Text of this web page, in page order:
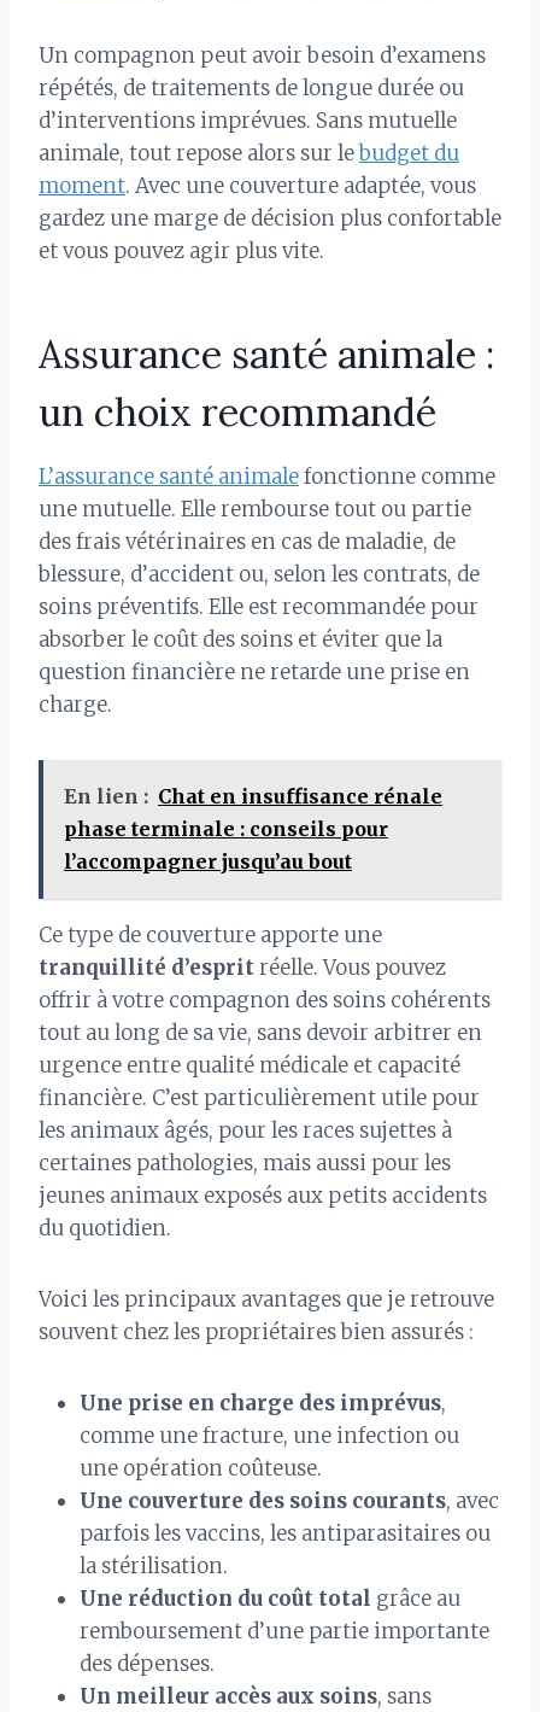
Un compagnon peut avoir besoin d’examens
répétés, de traitements de longue durée ou
d’interventions imprévues. Sans mutuelle
animale, tout repose alors sur lebudget du
moment. Avec une couverture adaptée, vous
gardez une marge de décision plus confortable
et vous pouvez agir plus vite.
Assurance santé animale :
un choix recommandé
L’assurance santé animalefonctionne comme
une mutuelle. Elle rembourse tout ou partie
des frais vétérinaires en cas de maladie, de
blessure, d’accident ou, selon les contrats, de
soins préventifs. Elle est recommandée pour
absorber le coût des soins et éviter que la
question financière ne retarde une prise en
charge.
En lien : Chat en insuffisance rénale
phase terminale : conseils pour
l’accompagner jusqu’au bout
Ce type de couverture apporte une
tranquillité d’espritréelle. Vous pouvez
offrir à votre compagnon des soins cohérents
tout au long de sa vie, sans devoir arbitrer en
urgence entre qualité médicale et capacité
financière. C’est particulièrement utile pour
les animaux âgés, pour les races sujettes à
certaines pathologies, mais aussi pour les
jeunes animaux exposés aux petits accidents
du quotidien.
Voici les principaux avantages que je retrouve
souvent chez les propriétaires bien assurés :
Une prise en charge des imprévus,
comme une fracture, une infection ou
une opération coûteuse.
Une couverture des soins courants, avec
parfois les vaccins, les antiparasitaires ou
la stérilisation.
Une réduction du coût total grâce au
remboursement d’une partie importante
des dépenses.
Un meilleur accès aux soins, sans